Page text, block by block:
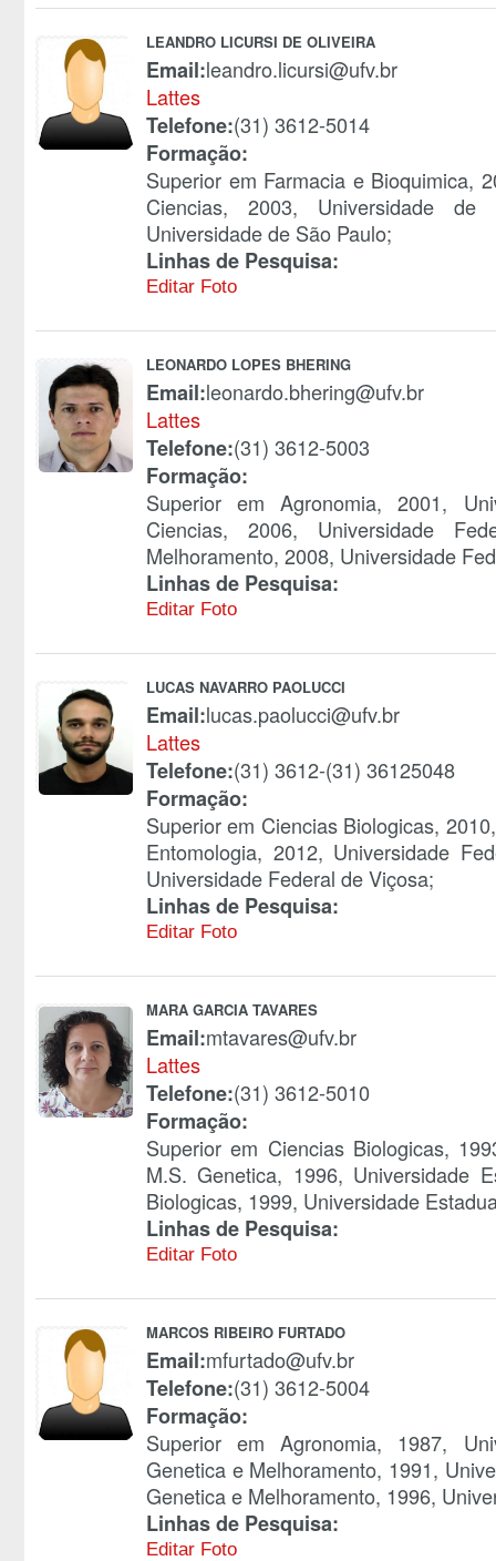
LEANDRO LICURSI DE OLIVEIRA
Email:leandro.licursi@ufv.br
Lattes
Telefone:(31) 3612-5014
Formação:
Superior em Farmacia e Bioquimica,
Ciencias, 2003, Universidade
Universidade de São Paulo;
Linhas de Pesquisa:
Editar Foto
LEONARDO LOPES BHERING
Email:leonardo.bhering@ufv.br
Lattes
Telefone:(31) 3612-5003
Formação:
Superior em Agronomia, 2001,
Ciencias, 2006, Universidade
Melhoramento, 2008, Universidade
Linhas de Pesquisa:
Editar Foto
LUCAS NAVARRO PAOLUCCI
Email:lucas.paolucci@ufv.br
Lattes
Telefone:(31) 3612-(31) 36125048
Formação:
Superior em Ciencias Biologicas,
Entomologia, 2012, Universidade
Universidade Federal de Viçosa;
Linhas de Pesquisa:
Editar Foto
MARA GARCIA TAVARES
Email:mtavares@ufv.br
Lattes
Telefone:(31) 3612-5010
Formação:
Superior em Ciencias Biologicas,
M.S. Genetica, 1996, Universidade
Biologicas, 1999, Universidade
Linhas de Pesquisa:
Editar Foto
MARCOS RIBEIRO FURTADO
Email:mfurtado@ufv.br
Telefone:(31) 3612-5004
Formação:
Superior em Agronomia, 1987,
Genetica e Melhoramento, 1991,
Genetica e Melhoramento, 1996,
Linhas de Pesquisa:
Editar Foto